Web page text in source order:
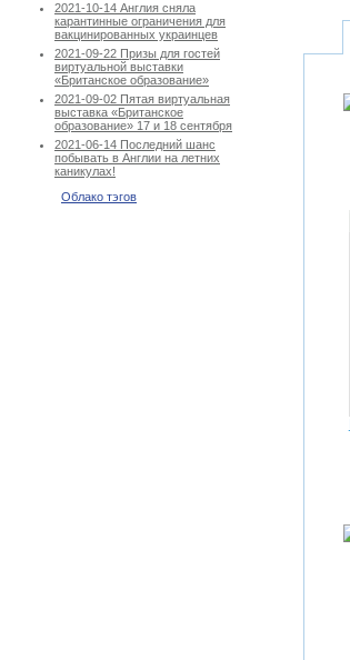
2021-10-14 Англия сняла
карантинные ограничения для
вакцинированных украинцев
2021-09-22 Призы для гостей
виртуальной выставки
«Британское образование»
2021-09-02 Пятая виртуальная
выставка «Британское
образование» 17 и 18 сентября
2021-06-14 Последний шанс
побывать в Англии на летних
каникулах!
Облако тэгов